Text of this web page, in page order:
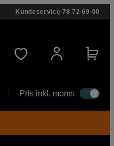
Kundeservice 78 72 69 00
Pris inkl. moms